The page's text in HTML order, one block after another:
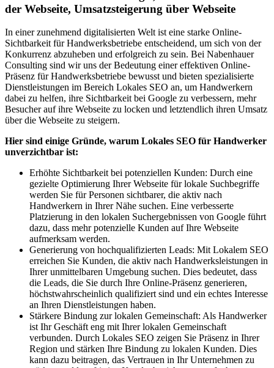
der Webseite, Umsatzsteigerung über Webseite
In einer zunehmend digitalisierten Welt ist eine starke Online-
Sichtbarkeit für Handwerksbetriebe entscheidend, um sich von der
Konkurrenz abzuheben und erfolgreich zu sein. Bei Nabenhauer
Consulting sind wir uns der Bedeutung einer effektiven Online-
Präsenz für Handwerksbetriebe bewusst und bieten spezialisierte
Dienstleistungen im Bereich Lokales SEO an, um Handwerkern
dabei zu helfen, ihre Sichtbarkeit bei Google zu verbessern, mehr
Besucher auf ihre Webseite zu locken und letztendlich ihren Umsatz
über die Webseite zu steigern.
Hier sind einige Gründe, warum Lokales SEO für Handwerker
unverzichtbar ist:
Erhöhte Sichtbarkeit bei potenziellen Kunden: Durch eine
gezielte Optimierung Ihrer Webseite für lokale Suchbegriffe
werden Sie für Personen sichtbarer, die aktiv nach
Handwerkern in Ihrer Nähe suchen. Eine verbesserte
Platzierung in den lokalen Suchergebnissen von Google führt
dazu, dass mehr potenzielle Kunden auf Ihre Webseite
aufmerksam werden.
Generierung von hochqualifizierten Leads: Mit Lokalem SEO
erreichen Sie Kunden, die aktiv nach Handwerksleistungen in
Ihrer unmittelbaren Umgebung suchen. Dies bedeutet, dass
die Leads, die Sie durch Ihre Online-Präsenz generieren,
höchstwahrscheinlich qualifiziert sind und ein echtes Interesse
an Ihren Dienstleistungen haben.
Stärkere Bindung zur lokalen Gemeinschaft: Als Handwerker
ist Ihr Geschäft eng mit Ihrer lokalen Gemeinschaft
verbunden. Durch Lokales SEO zeigen Sie Präsenz in Ihrer
Region und stärken Ihre Bindung zu lokalen Kunden. Dies
kann dazu beitragen, das Vertrauen in Ihr Unternehmen zu